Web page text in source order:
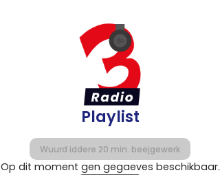
Playlist
Wuurd iddere 20 min. beejgewerk
Op dit moment gen gegaeves beschikbaar.